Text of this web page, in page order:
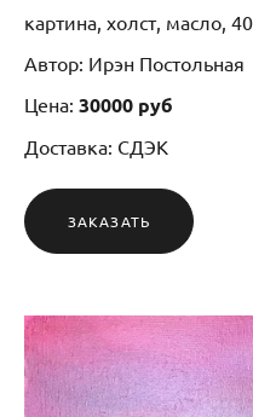
картина, холст, масло,
Автор: Ирэн Постольная
Цена: 30000 руб
Доставка: СДЭК
ЗАКАЗАТЬ